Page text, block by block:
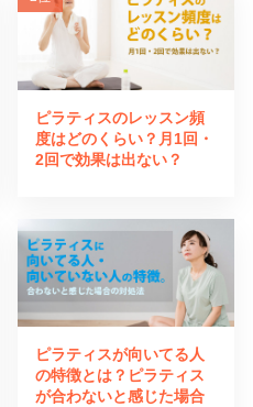
ピラティスのレッスン頻
度はどのくらい？月1回・
2回で効果は出ない？
ピラティスが向いてる人
の特徴とは？ピラティス
が合わないと感じた場合